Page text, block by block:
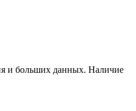
и больших данных. Наличие